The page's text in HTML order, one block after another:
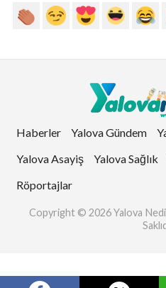
Haberler Yalova Gündem
Yalova Asayiş
Yalova Sağlık
Röportajlar
Copyright © 2026 Yalova